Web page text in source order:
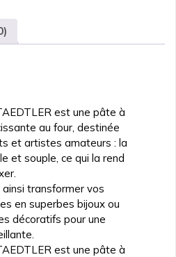
est une pâte à
au four, destinée
et artistes amateurs : la
et souple, ce qui la rend
transformer vos
en superbes bijoux ou
décoratifs pour une
est une pâte à